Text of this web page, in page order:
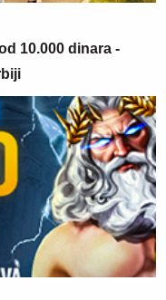
10.000 dinara -